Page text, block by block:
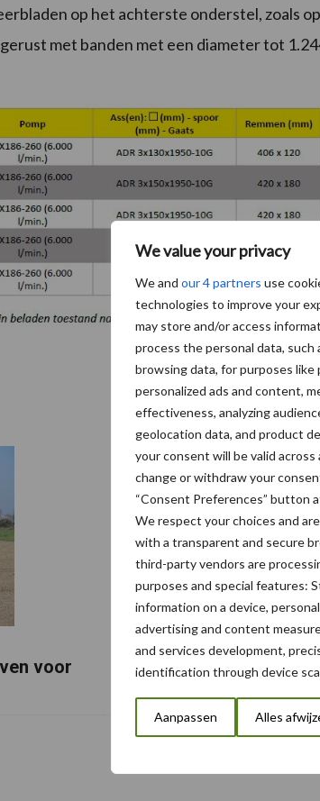
We value your privacy
We and our 4 partners use
technologies to improve your
may store and/or access
process the personal data, such
browsing data, for purposes like
personalized ads and content,
effectiveness, analyzing
geolocation data, and product
your consent will be valid across
change or withdraw your
“Consent Preferences” button
We respect your choices and
with a transparent and secure
third-party vendors are
purposes and special features:
information on a device,
advertising and content
and services development,
identification through device
Aanpassen Alles
op het achterste onderstel, zoals
met banden met een diameter tot
voor
Albourgh Tyres breidt